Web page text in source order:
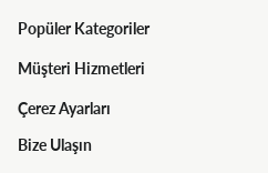
Popüler Kategoriler
Müşteri Hizmetleri
Çerez Ayarları
Bize Ulaşın